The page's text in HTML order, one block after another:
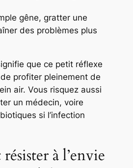
gêne, gratter une
des problèmes plus
que ce petit réflexe
profiter pleinement de
air. Vous risquez aussi
un médecin, voire
si l’infection
à l’envie